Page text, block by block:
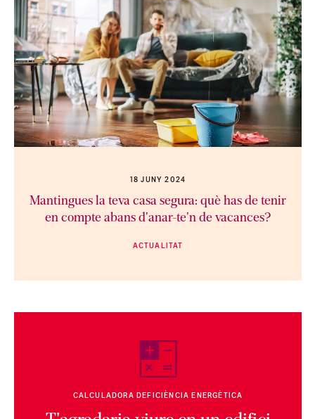
18 JUNY 2024
Mantingues la teva casa segura: què has de tenir
en compte abans d'anar-te'n de vacances?
ACTUALITAT
CALCULADORA DEFICIÈNCIA ENERGÈTICA